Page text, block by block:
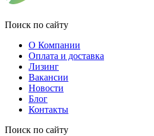
Поиск по сайту
О Компании
Оплата и доставка
Лизинг
Вакансии
Новости
Блог
Контакты
Поиск по сайту